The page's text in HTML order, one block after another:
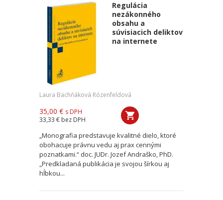
Regulácia
nezákonného
obsahu a
súvisiacich deliktov
na internete
Laura Bachňáková Rózenfeldová
35,00 € s DPH
33,33 € bez DPH
„Monografia predstavuje kvalitné dielo, ktoré
obohacuje právnu vedu aj prax cennými
poznatkami.“ doc. JUDr. Jozef Andraško, PhD.
„Predkladaná publikácia je svojou šírkou aj
hĺbkou...